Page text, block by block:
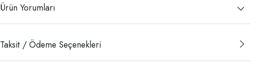
Ürün Yorumları
Taksit / Ödeme Seçenekleri